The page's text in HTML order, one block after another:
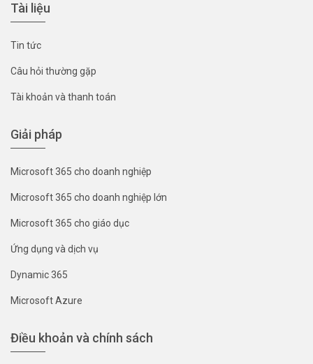
Tài liệu
Tin tức
Câu hỏi thường gặp
Tài khoản và thanh toán
Giải pháp
Microsoft 365 cho doanh nghiệp
Microsoft 365 cho doanh nghiệp lớn
Microsoft 365 cho giáo dục
Ứng dụng và dịch vụ
Dynamic 365
Microsoft Azure
Điều khoản và chính sách